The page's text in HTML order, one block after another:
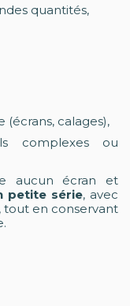
quantités,
calages),
complexes ou
aucun écran et
petite série, avec
tout en conservant